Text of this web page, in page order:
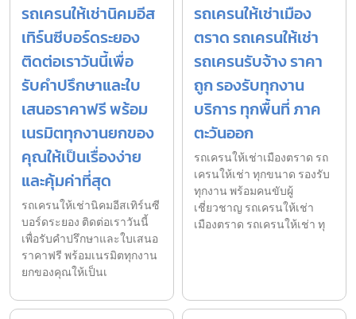
รถเครนให้เช่านิคมอีส
เทิร์นซีบอร์ดระยอง
ติดต่อเราวันนี้เพื่อ
รับคำปรึกษาและใบ
เสนอราคาฟรี พร้อม
เนรมิตทุกงานยกของ
คุณให้เป็นเรื่องง่าย
และคุ้มค่าที่สุด
รถเครนให้เช่านิคมอีสเทิร์นซี
บอร์ดระยอง ติดต่อเราวันนี้
เพื่อรับคำปรึกษาและใบเสนอ
ราคาฟรี พร้อมเนรมิตทุกงาน
ยกของคุณให้เป็นเ
รถเครนให้เช่าเมือง
ตราด รถเครนให้เช่า
รถเครนรับจ้าง ราคา
ถูก รองรับทุกงาน
บริการ ทุกพื้นที่ ภาค
ตะวันออก
รถเครนให้เช่าเมืองตราด รถ
เครนให้เช่า ทุกขนาด รองรับ
ทุกงาน พร้อมคนขับผู้
เชี่ยวชาญ รถเครนให้เช่า
เมืองตราด รถเครนให้เช่า ทุ